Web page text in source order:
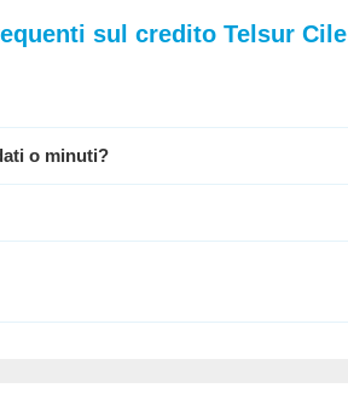
sul credito Telsur Cile
o minuti?